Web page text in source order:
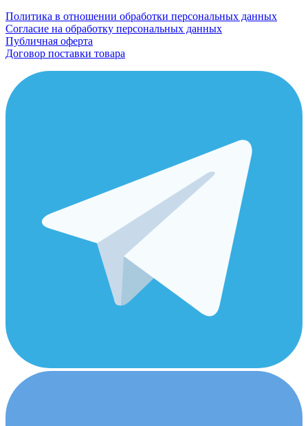
Политика в отношении обработки персональных данных
Согласие на обработку персональных данных
Публичная оферта
Договор поставки товара